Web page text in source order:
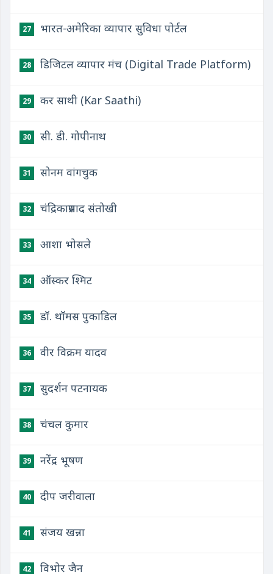
27 भारत-अमेरिका व्यापार सुविधा पोर्टल
28 डिजिटल व्यापार मंच (Digital Trade Platform)
29 कर साथी (Kar Saathi)
30 सी. डी. गोपीनाथ
31 सोनम वांगचुक
32 चंद्रिकाप्रसाद संतोखी
33 आशा भोसले
34 ऑस्कर श्मिट
35 डॉ. थॉमस पुकाडिल
36 वीर विक्रम यादव
37 सुदर्शन पटनायक
38 चंचल कुमार
39 नरेंद्र भूषण
40 दीप जरीवाला
41 संजय खन्ना
42 विभोर जैन